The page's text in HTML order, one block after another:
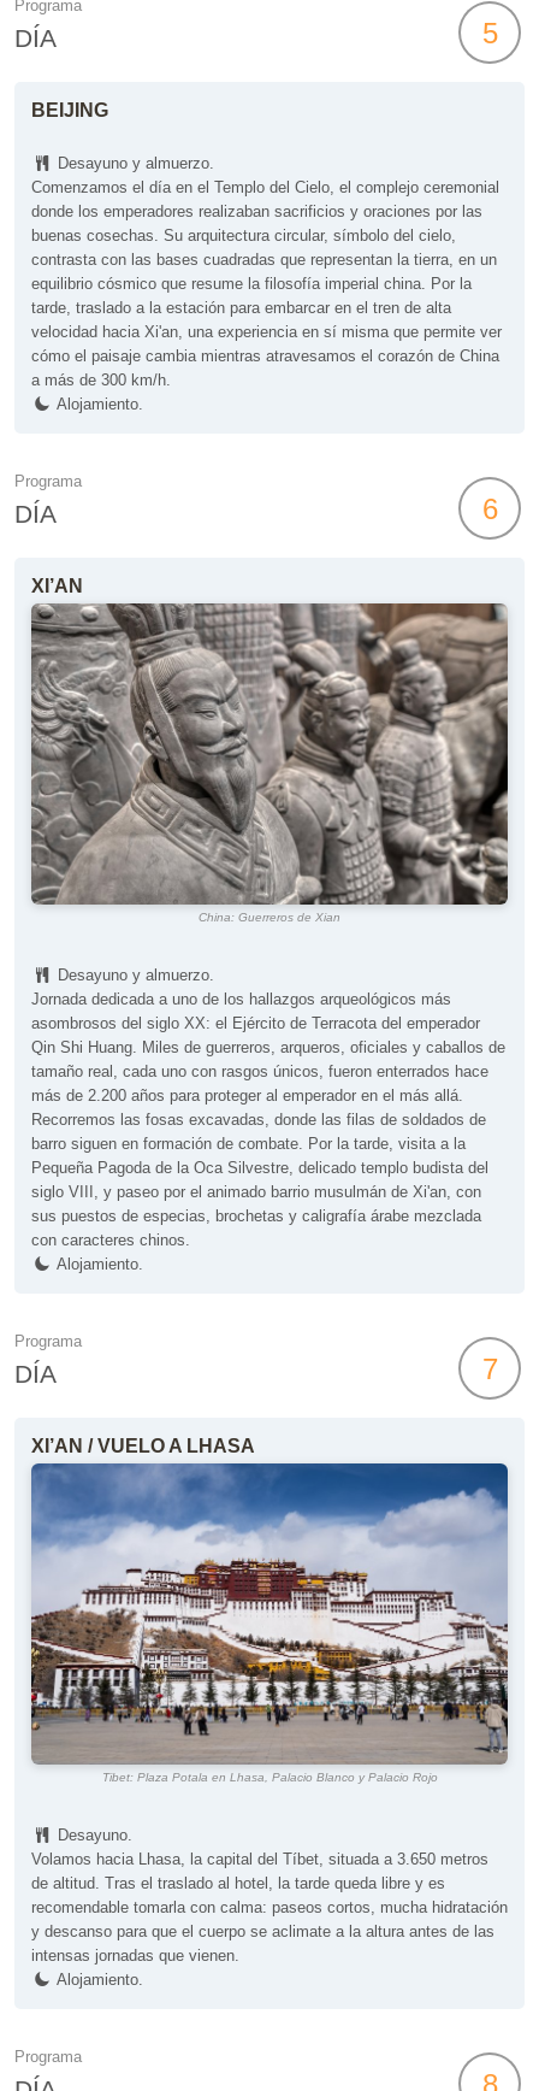
Programa
DÍA 5
BEIJING
Desayuno y almuerzo.
Comenzamos el día en el Templo del Cielo, el complejo ceremonial
donde los emperadores realizaban sacrificios y oraciones por las
buenas cosechas. Su arquitectura circular, símbolo del cielo,
contrasta con las bases cuadradas que representan la tierra, en un
equilibrio cósmico que resume la filosofía imperial china. Por la
tarde, traslado a la estación para embarcar en el tren de alta
velocidad hacia Xi'an, una experiencia en sí misma que permite ver
cómo el paisaje cambia mientras atravesamos el corazón de China
a más de 300 km/h.
Alojamiento.
Programa
DÍA 6
XI’AN
China: Guerreros de Xian
Desayuno y almuerzo.
Jornada dedicada a uno de los hallazgos arqueológicos más
asombrosos del siglo XX: el Ejército de Terracota del emperador
Qin Shi Huang. Miles de guerreros, arqueros, oficiales y caballos de
tamaño real, cada uno con rasgos únicos, fueron enterrados hace
más de 2.200 años para proteger al emperador en el más allá.
Recorremos las fosas excavadas, donde las filas de soldados de
barro siguen en formación de combate. Por la tarde, visita a la
Pequeña Pagoda de la Oca Silvestre, delicado templo budista del
siglo VIII, y paseo por el animado barrio musulmán de Xi'an, con
sus puestos de especias, brochetas y caligrafía árabe mezclada
con caracteres chinos.
Alojamiento.
Programa
DÍA 7
XI’AN / VUELO A LHASA
Tibet: Plaza Potala en Lhasa, Palacio Blanco y Palacio Rojo
Desayuno.
Volamos hacia Lhasa, la capital del Tíbet, situada a 3.650 metros
de altitud. Tras el traslado al hotel, la tarde queda libre y es
recomendable tomarla con calma: paseos cortos, mucha hidratación
y descanso para que el cuerpo se aclimate a la altura antes de las
intensas jornadas que vienen.
Alojamiento.
Programa
8